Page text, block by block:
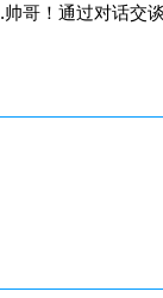
哥！通过对话交